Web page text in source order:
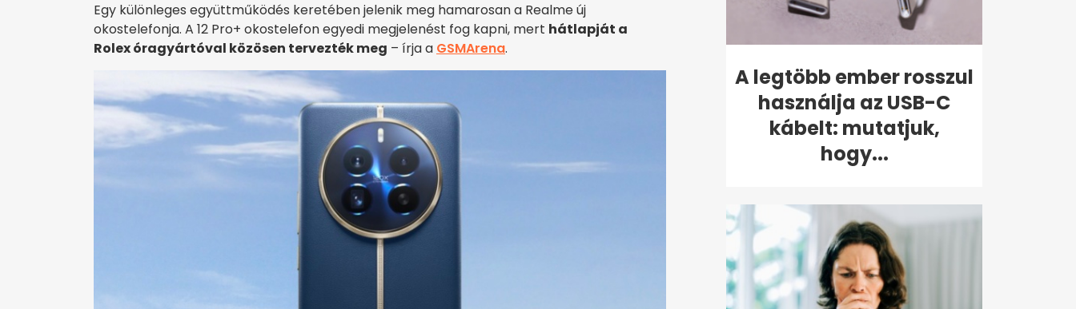
Egy különleges együttműködés keretében jelenik meg hamarosan a Realme új
okostelefonja. A 12 Pro+ okostelefon egyedi megjelenést fog kapni, mert hátlapját a
Rolex óragyártóval közösen tervezték meg – írja a GSMArena.
A legtöbb ember rosszul
használja az USB-C
kábelt: mutatjuk,
hogy...